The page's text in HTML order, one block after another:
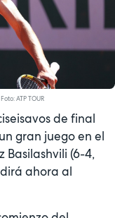
ATP TOUR
de final
gran juego en el
(6-4,
ahora al